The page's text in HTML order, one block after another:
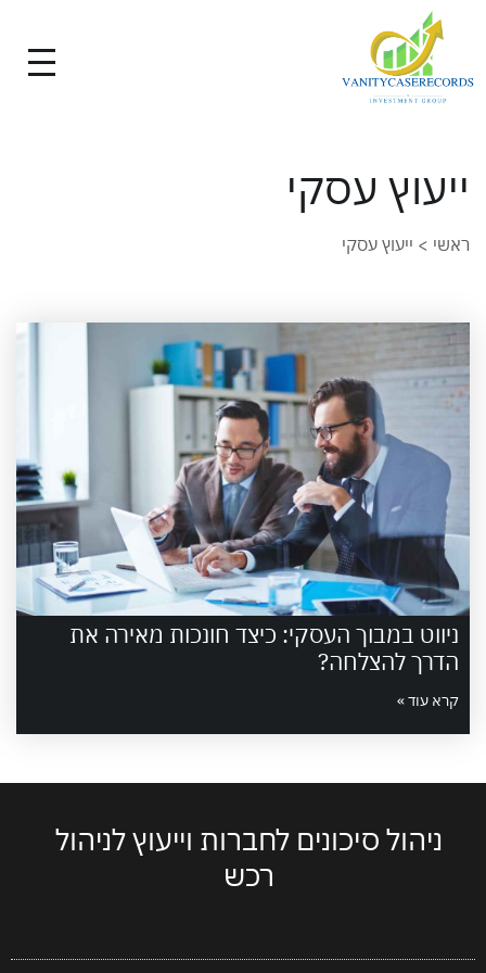
ייעוץ עסקי
ראשי > ייעוץ עסקי
ניווט במבוך העסקי: כיצד חונכות מאירה את
הדרך להצלחה?
קרא עוד »
ניהול סיכונים לחברות וייעוץ לניהול
רכש